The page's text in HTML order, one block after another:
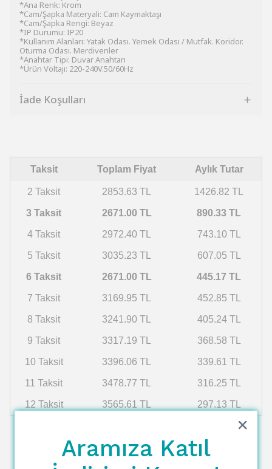
*Ana Renk: Krom
*Cam/Şapka Materyali: Cam Kaymaktaşı
*Cam/Şapka Rengi: Beyaz
*IP Durumu: IP20
*Kullanım Alanları: Yatak Odası. Yemek Odası / Mutfak. Koridor.
Oturma Odası. Merdivenler
*Anahtar Tipi: Duvar Anahtarı
*Ürün Voltajı: 220-240V.50/60Hz
İade Koşulları
Taksit Toplam Fiyat Aylık Tutar
2 Taksit 2853.63 TL 1426.82 TL
3 Taksit 2671.00 TL 890.33 TL
4 Taksit 2972.40 TL 743.10 TL
5 Taksit 3035.23 TL 607.05 TL
6 Taksit 2671.00 TL 445.17 TL
7 Taksit 3169.95 TL 452.85 TL
8 Taksit 3241.90 TL 405.24 TL
9 Taksit 3317.19 TL 368.58 TL
10 Taksit 3396.06 TL 339.61 TL
11 Taksit 3478.77 TL 316.25 TL
12 Taksit 3565.61 TL 297.13 TL
Aramıza Katıl